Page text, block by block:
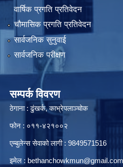
वार्षिक प्रगति प्रतिवेदन
चौमासिक प्रगति प्रतिवेदन
सार्वजनिक सुनुवाई
सार्वजनिक परीक्षण
सम्पर्क विवरण
ठेगाना : ढुंखर्क, काभ्रेपलाञ्चोक
फोन : ०११-४२१००२
एम्बुलेन्स सेवाको लागी : 9849571516
इमेल : bethanchowkmun@gmail.com